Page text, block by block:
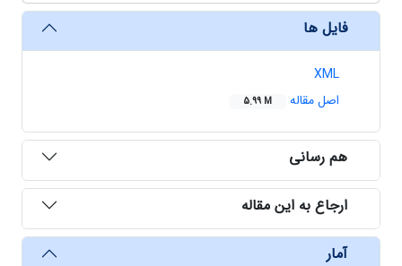
فایل ها
XML
اصل مقاله
5.99 M
هم رسانی
ارجاع به این مقاله
آمار